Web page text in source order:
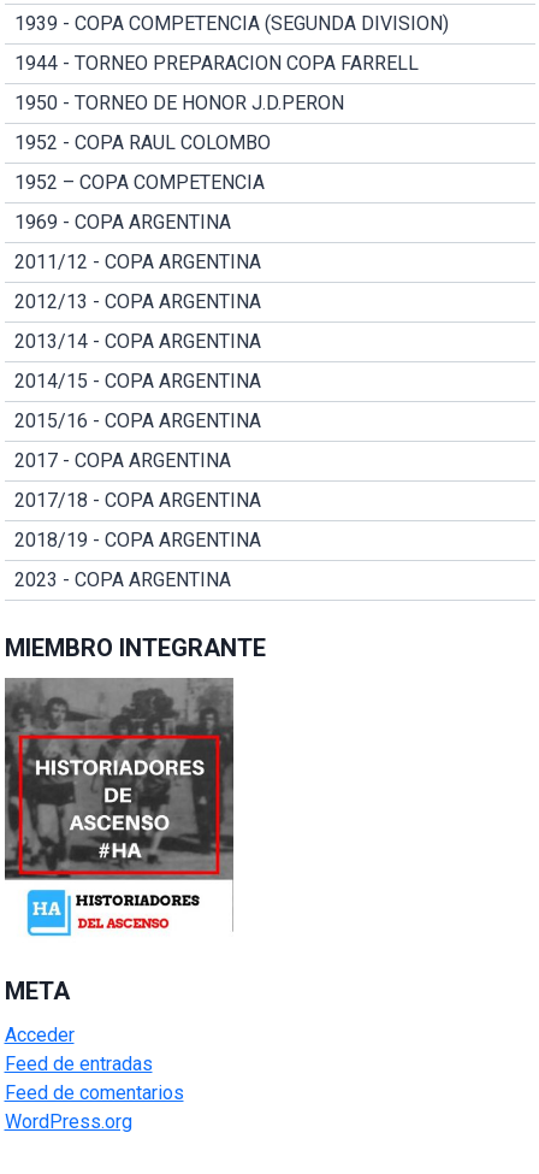
1939 - COPA COMPETENCIA (SEGUNDA DIVISION)
1944 - TORNEO PREPARACION COPA FARRELL
1950 - TORNEO DE HONOR J.D.PERON
1952 - COPA RAUL COLOMBO
1952 – COPA COMPETENCIA
1969 - COPA ARGENTINA
2011/12 - COPA ARGENTINA
2012/13 - COPA ARGENTINA
2013/14 - COPA ARGENTINA
2014/15 - COPA ARGENTINA
2015/16 - COPA ARGENTINA
2017 - COPA ARGENTINA
2017/18 - COPA ARGENTINA
2018/19 - COPA ARGENTINA
2023 - COPA ARGENTINA
MIEMBRO INTEGRANTE
META
Acceder
Feed de entradas
Feed de comentarios
WordPress.org